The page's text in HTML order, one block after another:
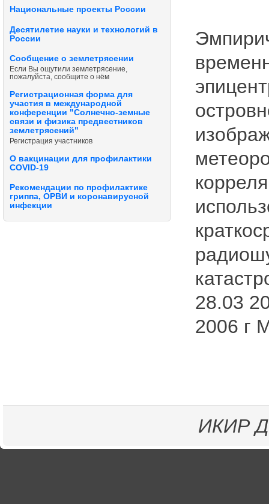
Национальные проекты России
Десятилетие науки и технологий в
России
Сообщение о землетрясении
Если Вы ощутили землетрясение,
пожалуйста, сообщите о нём
Регистрационная форма для
участия в международной
конференции "Солнечно-земные
связи и физика предвестников
землетрясений"
Регистрация участников
О вакцинации для профилактики
COVID-19
Рекомендации по профилактике
гриппа, ОРВИ и коронавирусной
инфекции
28.03
2006 г
ИКИР